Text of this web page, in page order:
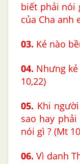
biết phải nói
của Cha anh
03. Kẻ nào
04. Nhưng
10,22)
05. Khi
sao hay
nói gì ? (Mt
06. Vì danh